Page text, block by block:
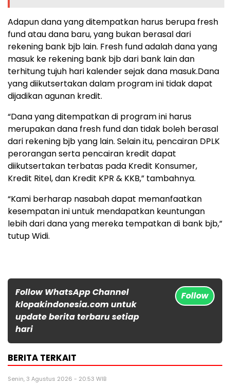
Adapun dana yang ditempatkan harus berupa fresh
fund atau dana baru, yang bukan berasal dari
rekening bank bjb lain. Fresh fund adalah dana yang
masuk ke rekening bank bjb dari bank lain dan
terhitung tujuh hari kalender sejak dana masuk.Dana
yang diikutsertakan dalam program ini tidak dapat
dijadikan agunan kredit.
“Dana yang ditempatkan di program ini harus
merupakan dana fresh fund dan tidak boleh berasal
dari rekening bjb yang lain. Selain itu, pencairan DPLK
perorangan serta pencairan kredit dapat
diikutsertakan terbatas pada Kredit Konsumer,
Kredit Ritel, dan Kredit KPR & KKB,” tambahnya.
“Kami berharap nasabah dapat memanfaatkan
kesempatan ini untuk mendapatkan keuntungan
lebih dari dana yang mereka tempatkan di bank bjb,”
tutup Widi.
Follow WhatsApp Channel
klopakindonesia.com untuk
update berita terbaru setiap
hari
Follow
BERITA TERKAIT
Senin, 3 Agustus 2026 - 20:53 WIB